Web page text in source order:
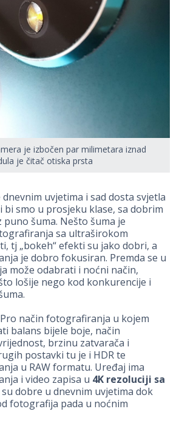
je izbočen par milimetara iznad
je čitač otiska prsta
uvjetima i sad dosta svjetla
bi smo u prosjeku klase, sa dobrim
šuma. Nešto šuma je
sa ultraširokom
tj „bokeh“ efekti su jako dobri, a
je dobro fokusiran. Premda se u
može odabrati i noćni način,
lošije nego kod konkurencije i
način fotografiranja u kojem
balans bijele boje, način
brzinu zatvarača i
postavki tu je i HDR te
u RAW formatu. Uređaj ima
i video zapisa u 4K rezoluciji sa
su dobre u dnevnim uvjetima dok
fotografija pada u noćnim